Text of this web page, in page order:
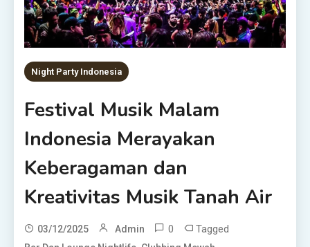
Night Party Indonesia
Festival Musik Malam
Indonesia Merayakan
Keberagaman dan
Kreativitas Musik Tanah Air
03/12/2025 Admin 0 Tagged